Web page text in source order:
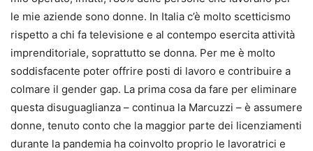
le mie aziende sono donne. In Italia c’è molto scetticismo
rispetto a chi fa televisione e al contempo esercita attività
imprenditoriale, soprattutto se donna. Per me è molto
soddisfacente poter offrire posti di lavoro e contribuire a
colmare il gender gap. La prima cosa da fare per eliminare
questa disuguaglianza – continua la Marcuzzi – è assumere
donne, tenuto conto che la maggior parte dei licenziamenti
durante la pandemia ha coinvolto proprio le lavoratrici e